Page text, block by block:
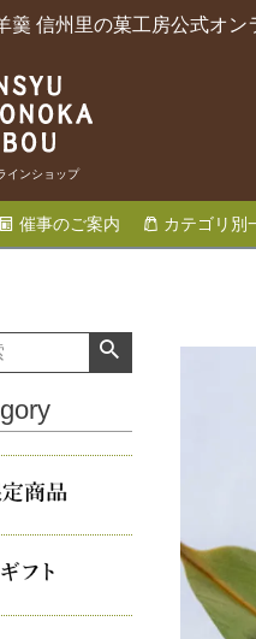
羹 信州里の菓工房公式オン
インショップ
催事のご案内 カテゴリ別